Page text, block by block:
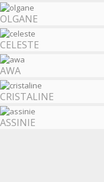
OLGANE
CELESTE
AWA
CRISTALINE
ASSINIE